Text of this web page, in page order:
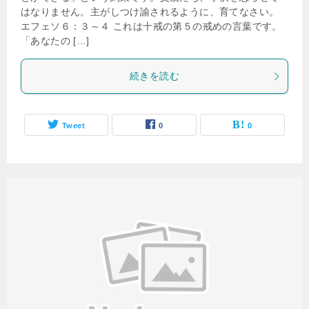
はなりません。主がしつけ諭されるように、育てなさい。
エフェソ６：３～４ これは十戒の第５の戒めの言葉です。
「あなたの […]
続きを読む
Tweet 0 0